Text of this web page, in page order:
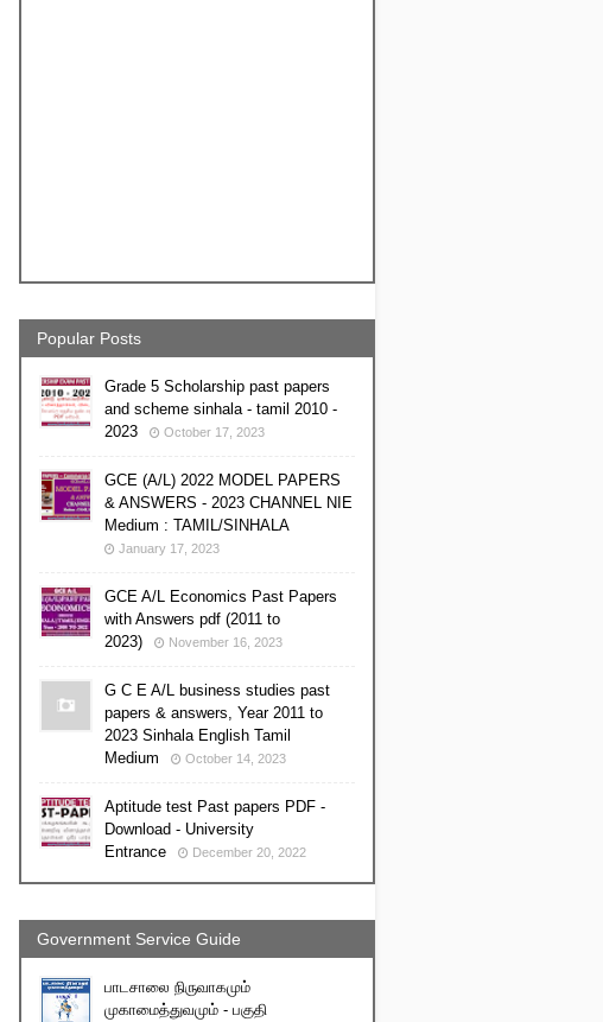
Popular Posts
Grade 5 Scholarship past papers
and scheme sinhala - tamil 2010 -
2023
October 17, 2023
GCE (A/L) 2022 MODEL PAPERS
& ANSWERS - 2023 CHANNEL NIE
Medium : TAMIL/SINHALA
January 17, 2023
GCE A/L Economics Past Papers
with Answers pdf (2011 to
2023)
November 16, 2023
G C E A/L business studies past
papers & answers, Year 2011 to
2023 Sinhala English Tamil
Medium
October 14, 2023
Aptitude test Past papers PDF -
Download - University
Entrance
December 20, 2022
Government Service Guide
பாடசாலை நிருவாகமும்
முகாமைத்துவமும் - பகுதி